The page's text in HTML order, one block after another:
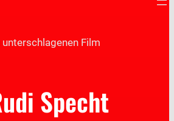
Film
Specht